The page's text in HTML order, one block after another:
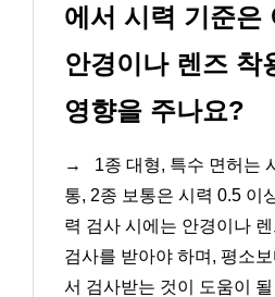
에서 시력 기준은
안경이나 렌즈 착
영향을 주나요?
→
1종 대형, 특수 면허는
통, 2종 보통은 시력 0.5 이
력 검사 시에는 안경이나
검사를 받아야 하며, 평소
서 검사받는 것이 도움이